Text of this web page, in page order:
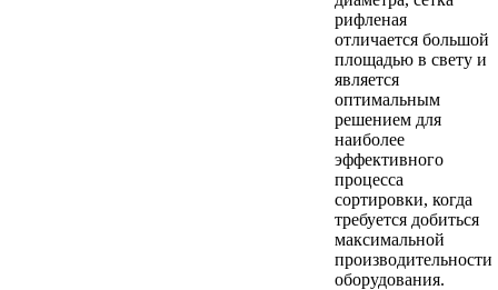
рифленая
отличается большой
площадью в свету и
является
оптимальным
решением для
наиболее
эффективного
процесса
сортировки, когда
требуется добиться
максимальной
производительности
оборудования.